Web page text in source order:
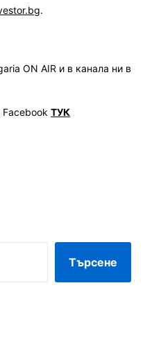
.
ON AIR и в канала ни в
Facebook ТУК
Търсене